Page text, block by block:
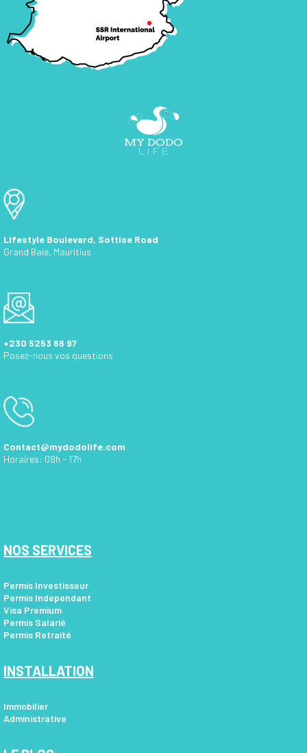
Lifestyle Boulevard, Sottise Road
Grand Baie, Mauritius
+230 5253 66 97
Posez-nous vos questions
Contact@mydodolife.com
Horaires: 09h - 17h
NOS SERVICES
Permis Investisseur
Permis Independant
Visa Premium
Permis Salarié
Permis Retraité
INSTALLATION
Immobilier
Administrative